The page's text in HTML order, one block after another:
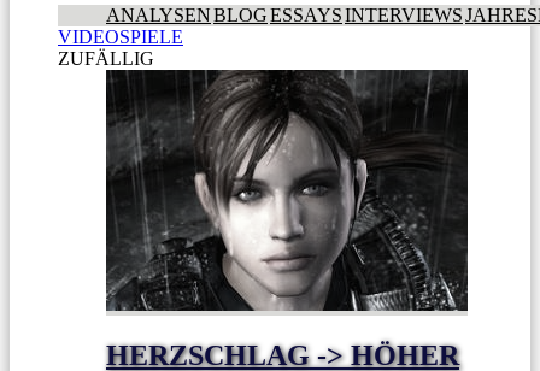
ANALYSENBLOGESSAYSINTERVIEWS
VIDEOSPIELE
ZUFÄLLIG
HERZSCHLAG -> HÖHER